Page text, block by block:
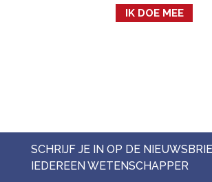
IK DOE MEE
SCHRIJF JE IN OP DE
IEDEREEN WETENSCHAPPER